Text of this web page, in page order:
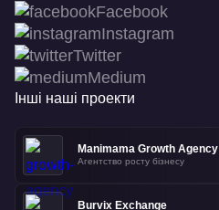
Facebook
Instagram
Twitter
Medium
Інші наші проекти
Manimama Growth Agency
Агентство росту бізнесу
Burvix Exchange